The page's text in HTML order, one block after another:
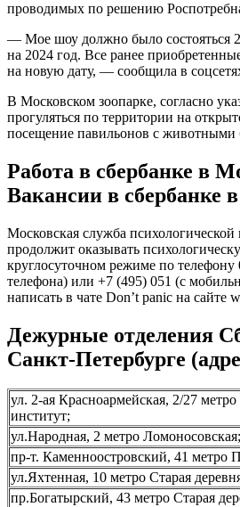
проводимых по решению
— Мое шоу должно было состояться
на 2024 год. Все ранее
на новую дату, — сообщила в
В Московском зоопарке, согласно
прогуляться по территории на
посещение павильонов с животными
Работа в сбербанке в
Вакансии в сбербанке
Московская служба
продолжит оказывать
круглосуточном режиме по телефону
телефона) или +7 (495) 051 (с
написать в чате Don’t panic на сайте
Дежурные отделения
Санкт-Петербурге
ул. 2-ая Красноармейская, 2/27
институт;
ул.Народная, 2 метро Ломоносовская;
пр-т. Каменноостровский, 41 метро
ул.Яхтенная, 10 метро Старая
пр.Богатырский, 43 метро Старая